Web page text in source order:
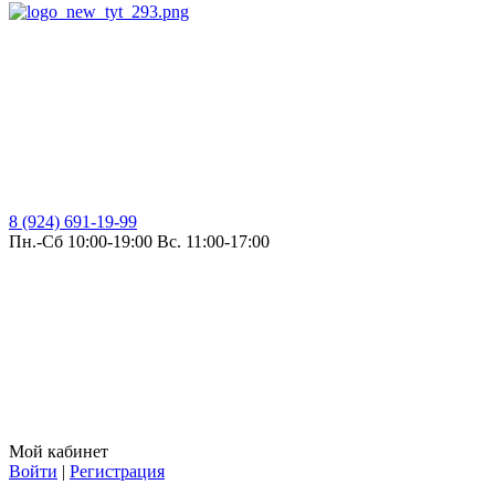
8 (924) 691-19-99
Пн.-Сб 10:00-19:00 Вс. 11:00-17:00
Мой кабинет
Войти | Регистрация